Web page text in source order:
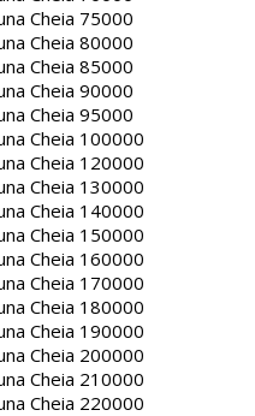
Cheia 75000
Cheia 80000
Cheia 85000
Cheia 90000
Cheia 95000
Cheia 100000
Cheia 120000
Cheia 130000
Cheia 140000
Cheia 150000
Cheia 160000
Cheia 170000
Cheia 180000
Cheia 190000
Cheia 200000
Cheia 210000
Cheia 220000